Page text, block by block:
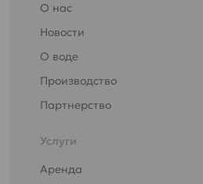
О нас
Новости
О воде
Производство
Партнерство
Услуги
Аренда